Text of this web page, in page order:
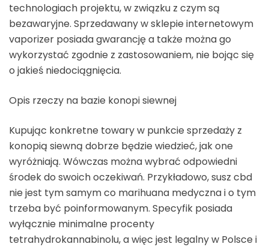
technologiach projektu, w związku z czym są
bezawaryjne. Sprzedawany w sklepie internetowym
vaporizer posiada gwarancję a także można go
wykorzystać zgodnie z zastosowaniem, nie bojąc się
o jakieś niedociągnięcia.
Opis rzeczy na bazie konopi siewnej
Kupując konkretne towary w punkcie sprzedaży z
konopią siewną dobrze będzie wiedzieć, jak one
wyróżniają. Wówczas można wybrać odpowiedni
środek do swoich oczekiwań. Przykładowo, susz cbd
nie jest tym samym co marihuana medyczna i o tym
trzeba być poinformowanym. Specyfik posiada
wyłącznie minimalne procenty
tetrahydrokannabinolu, a więc jest legalny w Polsce i